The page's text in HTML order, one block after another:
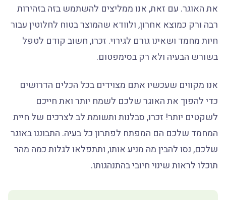
את האוגר. עם זאת, אנו ממליצים להשתמש בזה בזהירות
רבה ורק כמוצא אחרון, ולוודא שהמוצר בטוח לחלוטין עבור
חיות מחמד ושאינו גורם לגירוי. זכרו, חשוב קודם לטפל
בשורש הבעיה ולא רק בסימפטום.
אנו מקווים שעכשיו אתם מצוידים בכל הכלים הדרושים
כדי להפוך את האוגר שלכם לשמח יותר ואת חייכם
לשקטים יותר! זכרו, סבלנות ותשומת לב לצרכים של חיית
המחמד שלכם הם המפתח לפתרון כל בעיה. התבוננו באוגר
שלכם, נסו להבין מה מניע אותו, ותתפלאו לגלות כמה מהר
תוכלו לראות שינוי חיובי בהתנהגותו.